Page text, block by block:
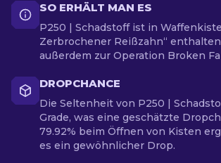
SO ERHÄLT MAN ES
P250 | Schadstoff ist in
Zerbrochener Reißzahn“
außerdem zur Operation Broken
DROPCHANCE
Die Seltenheit von P250 |
Grade, was eine geschätzte
79.92% beim Öffnen von Kisten
es ein gewöhnlicher Drop.